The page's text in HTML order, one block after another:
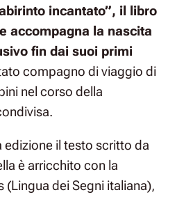
incantato”, il libro
accompagna la nascita
fin dai suoi primi
compagno di viaggio di
nel corso della
edizione il testo scritto da
è arricchito con la
(Lingua dei Segni italiana),